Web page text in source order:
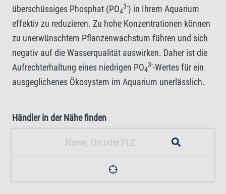
überschüssiges Phosphat (PO4
3-) in Ihrem Aquarium
effektiv zu reduzieren. Zu hohe Konzentrationen können
zu unerwünschtem Pflanzenwachstum führen und sich
negativ auf die Wasserqualität auswirken. Daher ist die
Aufrechterhaltung eines niedrigen PO4
3--Wertes für ein
ausgeglichenes Ökosystem im Aquarium unerlässlich.
Händler in der Nähe finden